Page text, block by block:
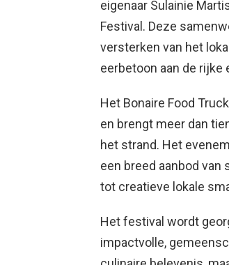
eigenaar Sulainie
Festival. Deze
versterken van het
eerbetoon aan de rijke
Het Bonaire Food
en brengt meer dan
het strand. Het
een breed aanbod
tot creatieve lokale
Het festival wordt
impactvolle,